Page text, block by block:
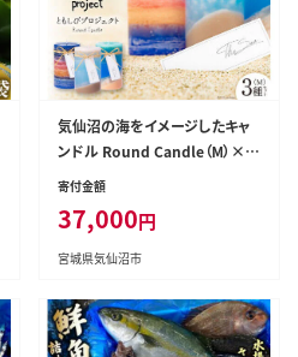
気仙沼の海をイメージしたキャ
ンドル Round Candle（M）×3
種 計3個 [Nr.12（ともしびプロ
63648] キャンドル 可愛い かわ
いい カワイイ
寄付金額
37,000円
宮城県気仙沼市